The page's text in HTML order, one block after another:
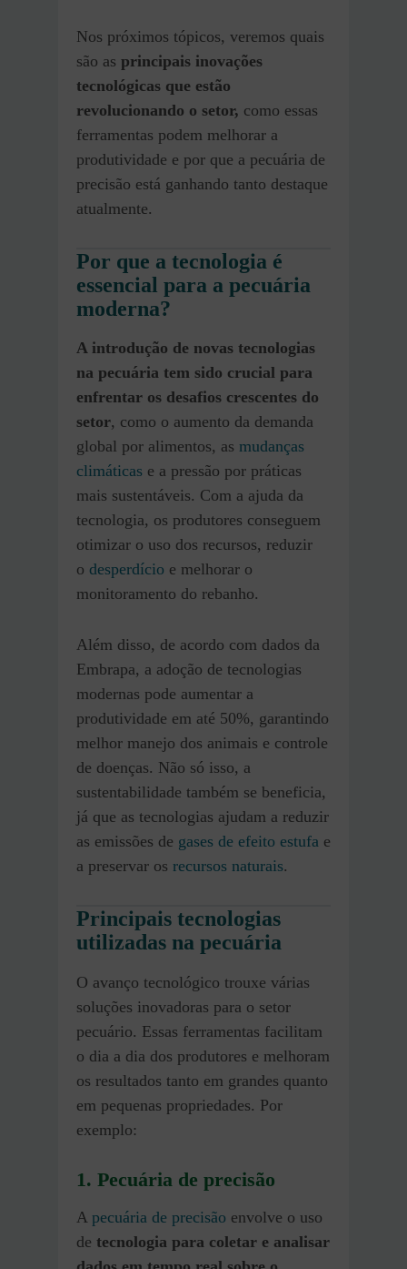
Nos próximos tópicos, veremos quais
são as principais inovações
tecnológicas que estão
revolucionando o setor, como essas
ferramentas podem melhorar a
produtividade e por que a pecuária de
precisão está ganhando tanto destaque
atualmente.
Por que a tecnologia é
essencial para a pecuária
moderna?
A introdução de novas tecnologias
na pecuária tem sido crucial para
enfrentar os desafios crescentes do
setor, como o aumento da demanda
global por alimentos, as mudanças
climáticas e a pressão por práticas
mais sustentáveis. Com a ajuda da
tecnologia, os produtores conseguem
otimizar o uso dos recursos, reduzir
o desperdício e melhorar o
monitoramento do rebanho.
Além disso, de acordo com dados da
Embrapa, a adoção de tecnologias
modernas pode aumentar a
produtividade em até 50%, garantindo
melhor manejo dos animais e controle
de doenças. Não só isso, a
sustentabilidade também se beneficia,
já que as tecnologias ajudam a reduzir
as emissões de gases de efeito estufa e
a preservar os recursos naturais.
Principais tecnologias
utilizadas na pecuária
O avanço tecnológico trouxe várias
soluções inovadoras para o setor
pecuário. Essas ferramentas facilitam
o dia a dia dos produtores e melhoram
os resultados tanto em grandes quanto
em pequenas propriedades. Por
exemplo:
1. Pecuária de precisão
A pecuária de precisão envolve o uso
de tecnologia para coletar e analisar